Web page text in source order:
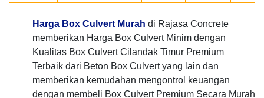
Harga Box Culvert Murah di Rajasa Concrete
memberikan Harga Box Culvert Minim dengan
Kualitas Box Culvert Cilandak Timur Premium
Terbaik dari Beton Box Culvert yang lain dan
memberikan kemudahan mengontrol keuangan
dengan membeli Box Culvert Premium Secara Murah